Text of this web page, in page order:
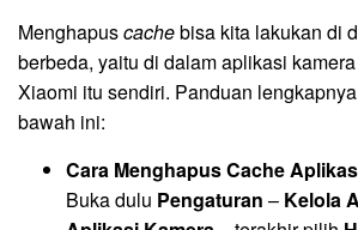
Menghapuscachebisa kita lakukan di
berbeda, yaitu di dalam aplikasi
Xiaomi itu sendiri. Panduan
bawah ini:
Cara Menghapus Cache
Buka dulu Pengaturan – Kelola